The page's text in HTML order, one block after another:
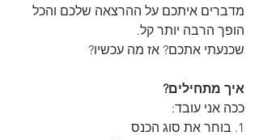
מדברים איתכם על ההרצאה שלכם והכל
הופך הרבה יותר קל.
שכנעתי אתכם? אז מה עכשיו?
איך מתחילים?
ככה אני עובד:
1. בוחר את סוג הכנס